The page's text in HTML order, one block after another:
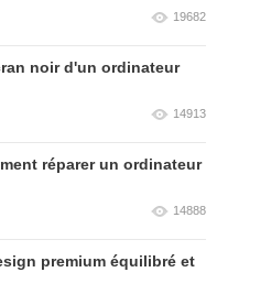
19682
noir d'un ordinateur
14913
réparer un ordinateur
14888
premium équilibré et